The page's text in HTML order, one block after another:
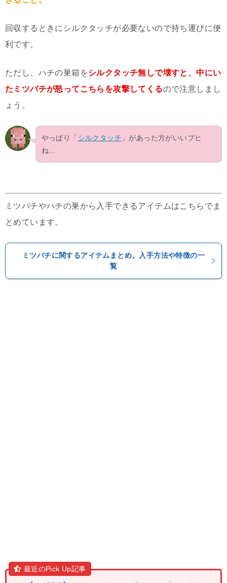
回収するときにシルクタッチが必要ないので持ち運びに便
利です。
ただし、ハチの巣箱をシルクタッチ無しで壊すと、中にい
たミツバチが怒ってこちらを攻撃してくるので注意しまし
ょう。
やっぱり「シルクタッチ 」があった方がいいブヒ
ね…
ミツバチやハチの巣から入手できるアイテムはこちらでま
とめています。
ミツバチに関するアイテムまとめ。入手方法や特徴の一
覧
最近のPick Up記事